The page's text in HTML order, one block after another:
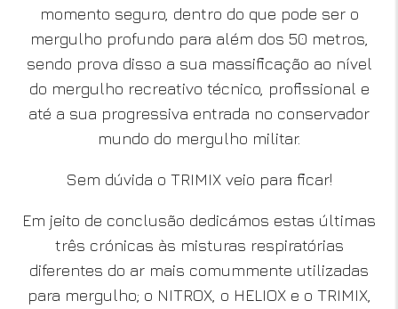
momento seguro, dentro do que pode ser o
mergulho profundo para além dos 50 metros,
sendo prova disso a sua massificação ao nível
do mergulho recreativo técnico, profissional e
até a sua progressiva entrada no conservador
mundo do mergulho militar.
Sem dúvida o TRIMIX veio para ficar!
Em jeito de conclusão dedicámos estas últimas
três crónicas às misturas respiratórias
diferentes do ar mais comummente utilizadas
para mergulho; o NITROX, o HELIOX e o TRIMIX,